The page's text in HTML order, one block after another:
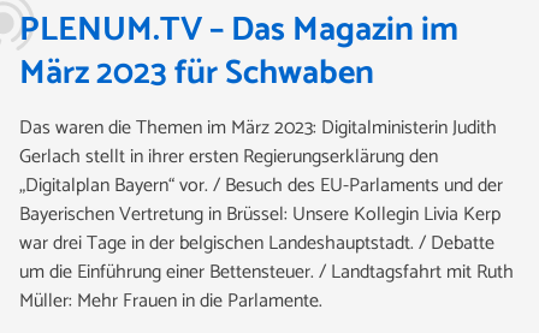
PLENUM.TV – Das Magazin im
März 2023 für Schwaben
Das waren die Themen im März 2023: Digitalministerin Judith
Gerlach stellt in ihrer ersten Regierungserklärung den
„Digitalplan Bayern“ vor. / Besuch des EU-Parlaments und der
Bayerischen Vertretung in Brüssel: Unsere Kollegin Livia Kerp
war drei Tage in der belgischen Landeshauptstadt. / Debatte
um die Einführung einer Bettensteuer. / Landtagsfahrt mit Ruth
Müller: Mehr Frauen in die Parlamente.